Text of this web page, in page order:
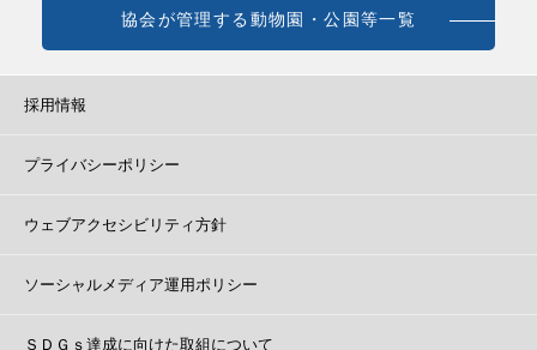
協会が管理する動物園・公園等一覧
採用情報
プライバシーポリシー
ウェブアクセシビリティ方針
ソーシャルメディア運用ポリシー
ＳＤＧｓ達成に向けた取組について